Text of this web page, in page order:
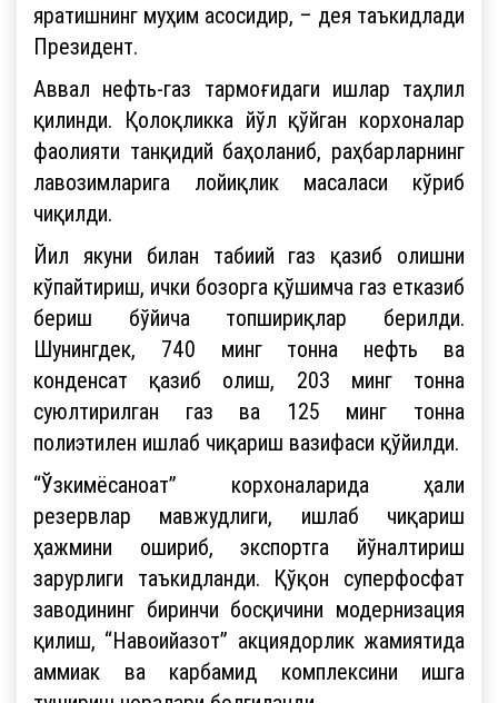
яратишнинг муҳим асосидир, – дея таъкидлади
Президент.
Аввал нефть-газ тармоғидаги ишлар таҳлил
қилинди. Қолоқликка йўл қўйган корхоналар
фаолияти танқидий баҳоланиб, раҳбарларнинг
лавозимларига лойиқлик масаласи кўриб
чиқилди.
Йил якуни билан табиий газ қазиб олишни
кўпайтириш, ички бозорга қўшимча газ етказиб
бериш бўйича топшириқлар берилди.
Шунингдек, 740 минг тонна нефть ва
конденсат қазиб олиш, 203 минг тонна
суюлтирилган газ ва 125 минг тонна
полиэтилен ишлаб чиқариш вазифаси қўйилди.
“Ўзкимёсаноат” корхоналарида ҳали
резервлар мавжудлиги, ишлаб чиқариш
ҳажмини ошириб, экспортга йўналтириш
зарурлиги таъкидланди. Қўқон суперфосфат
заводининг биринчи босқичини модернизация
қилиш, “Навоийазот” акциядорлик жамиятида
аммиак ва карбамид комплексини ишга